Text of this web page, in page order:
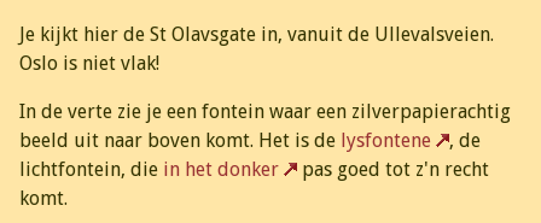
Je kijkt hier de St Olavsgate in, vanuit de Ullevalsveien.
Oslo is niet vlak!
In de verte zie je een fontein waar een zilverpapierachtig
beeld uit naar boven komt. Het is de lysfontene
, de
lichtfontein, die in het donker
pas goed tot z'n recht
komt.